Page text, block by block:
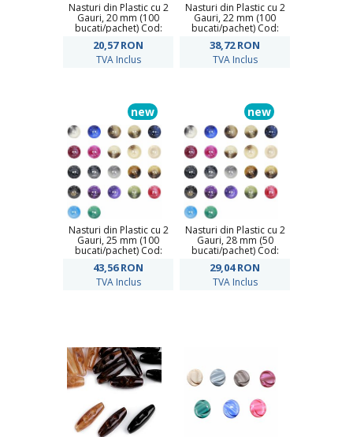
Nasturi din Plastic cu 2
Gauri, 20 mm (100
bucati/pachet) Cod:
20,57RON
TVA Inclus
Nasturi din Plastic cu 2
Gauri, 22 mm (100
bucati/pachet) Cod:
38,72RON
TVA Inclus
new
Nasturi din Plastic cu 2
Gauri, 25 mm (100
bucati/pachet) Cod:
43,56RON
TVA Inclus
new
Nasturi din Plastic cu 2
Gauri, 28 mm (50
bucati/pachet) Cod:
29,04RON
TVA Inclus